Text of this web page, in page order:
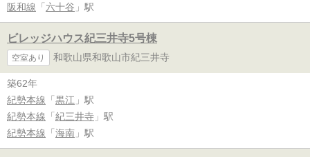
阪和線 「 六十谷 」駅
ビレッジハウス紀三井寺5号棟
空室あり 和歌山県和歌山市紀三井寺
築62年
紀勢本線 「 黒江 」駅
紀勢本線 「 紀三井寺 」駅
紀勢本線 「 海南 」駅